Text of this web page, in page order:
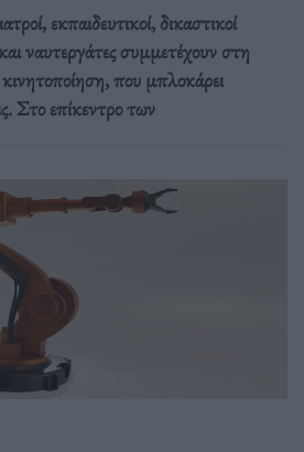
εκπαιδευτικοί, δικαστικοί
ναυτεργάτες συμμετέχουν στη
που μπλοκάρει
Στο επίκεντρο των